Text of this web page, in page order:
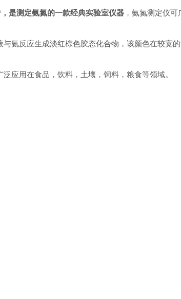
是测定氨氮的一款经典实验室仪器，氨氮测定仪可
反应生成淡红棕色胶态化合物，该颜色在较宽
用在食品，饮料，土壤，饲料，粮食等领域。